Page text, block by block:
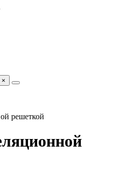
×
решеткой